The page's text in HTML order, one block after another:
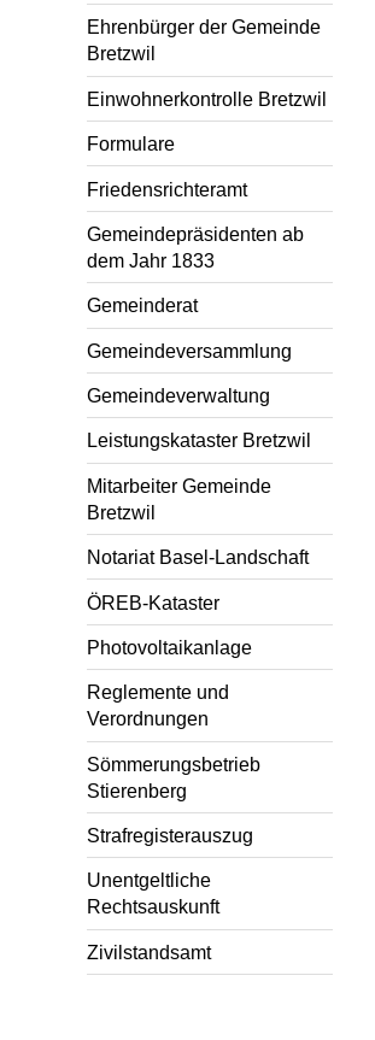
Ehrenbürger der Gemeinde
Bretzwil
Einwohnerkontrolle Bretzwil
Formulare
Friedensrichteramt
Gemeindepräsidenten ab
dem Jahr 1833
Gemeinderat
Gemeindeversammlung
Gemeindeverwaltung
Leistungskataster Bretzwil
Mitarbeiter Gemeinde
Bretzwil
Notariat Basel-Landschaft
ÖREB-Kataster
Photovoltaikanlage
Reglemente und
Verordnungen
Sömmerungsbetrieb
Stierenberg
Strafregisterauszug
Unentgeltliche
Rechtsauskunft
Zivilstandsamt